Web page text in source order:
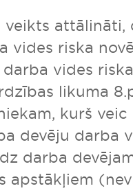
veikts attālināti,
vides riska
vides
likuma
kurš
devēju darba
darba
apstākļiem